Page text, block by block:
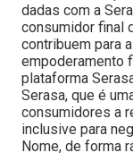
dadas com a
consumidor final
contribuem para
empoderamento
plataforma
Serasa, que é
consumidores a
inclusive para
Nome, de forma